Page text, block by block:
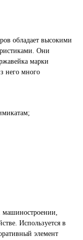
обладает высокими
Они
марки
него много
машиностроении,
Используется в
элемент